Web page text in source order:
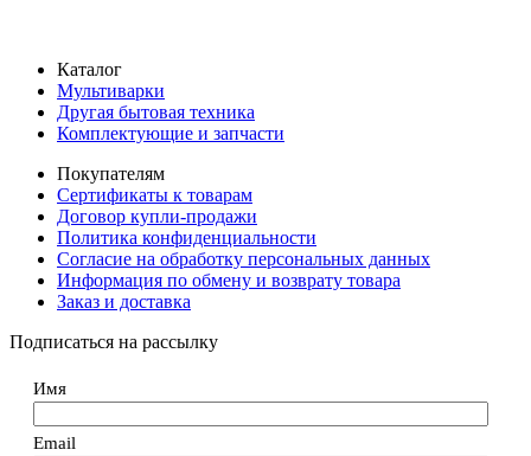
Каталог
Мультиварки
Другая бытовая техника
Комплектующие и запчасти
Покупателям
Сертификаты к товарам
Договор купли-продажи
Политика конфиденциальности
Согласие на обработку персональных данных
Информация по обмену и возврату товара
Заказ и доставка
Подписаться на рассылку
Имя
Email